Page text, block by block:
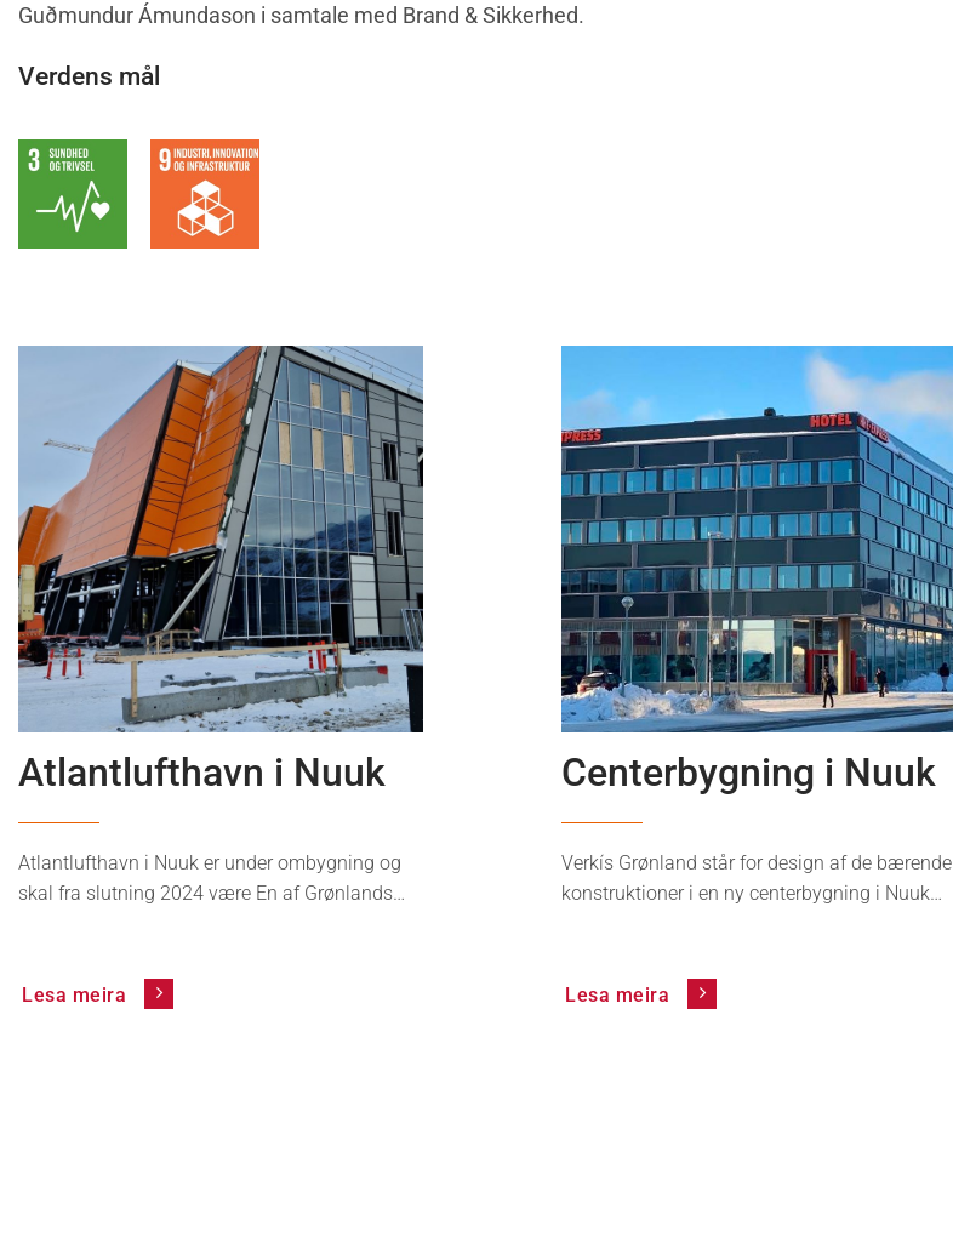
Guðmundur Ámundason i samtale med Brand & Sikkerhed.
Verdens mål
News
Atlantlufthavn i Nuuk
Atlantlufthavn i Nuuk er under ombygning og
skal fra slutning 2024 være En af Grønlands…
Lesa meira
News
Centerbygning i Nuuk
Verkís Grønland står for design af de bærende
konstruktioner i en ny centerbygning i Nuuk…
Lesa meira